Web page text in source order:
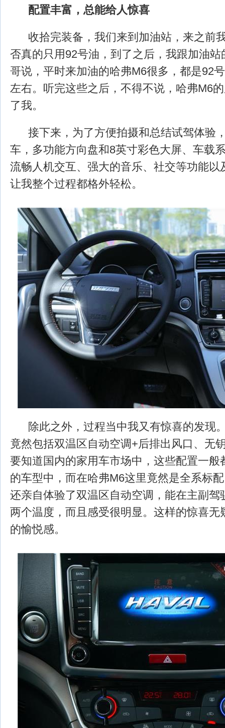
配置丰富，总能给人惊喜
收拾完装备，我们来到加油站，来之前
否真的只用92号油，到了之后，我跟加油
哥说，平时来加油的哈弗M6很多，都是92
左右。听完这些之后，不得不说，哈弗M6
了我。
接下来，为了方便拍摄和总结试驾体验
车，多功能方向盘和8英寸彩色大屏、车载
流畅人机交互、强大的音乐、社交等功能以
让我整个过程都格外轻松。
除此之外，过程当中我又有惊喜的发现
竟然包括双温区自动空调+后排出风口、无
要知道国内的家用车市场中，这些配置一般
的车型中，而在哈弗M6这里竟然是全系标
还亲自体验了双温区自动空调，能在主副驾
两个温度，而且感受很明显。这样的惊喜无
的愉悦感。